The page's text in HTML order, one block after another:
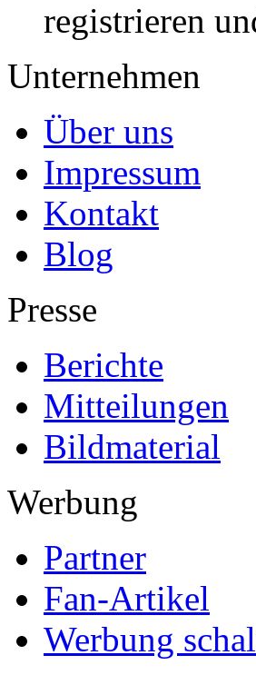
registrieren
Unternehmen
Über uns
Impressum
Kontakt
Blog
Presse
Berichte
Mitteilungen
Bildmaterial
Werbung
Partner
Fan-Artikel
Werbung